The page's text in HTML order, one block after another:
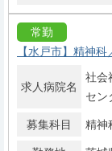
常勤
【水戸市】精神
求人病院名
社
セン
募集科目 精神